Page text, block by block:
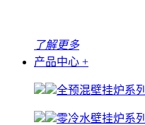
了解更多
产品中心 +
全预混壁挂炉系列
零冷水壁挂炉系列